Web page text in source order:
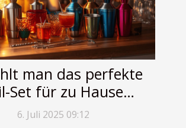
man das perfekte
Set für zu Hause
6. Juli 2025 09:12